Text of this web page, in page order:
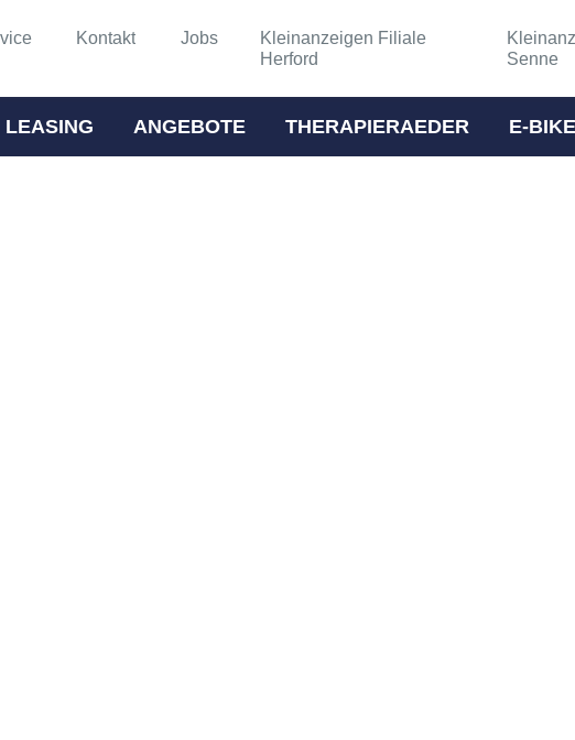
Kontakt Jobs
Kleinanzeigen Filiale
Herford
Senne
ANGEBOTE THERAPIERAEDER E-